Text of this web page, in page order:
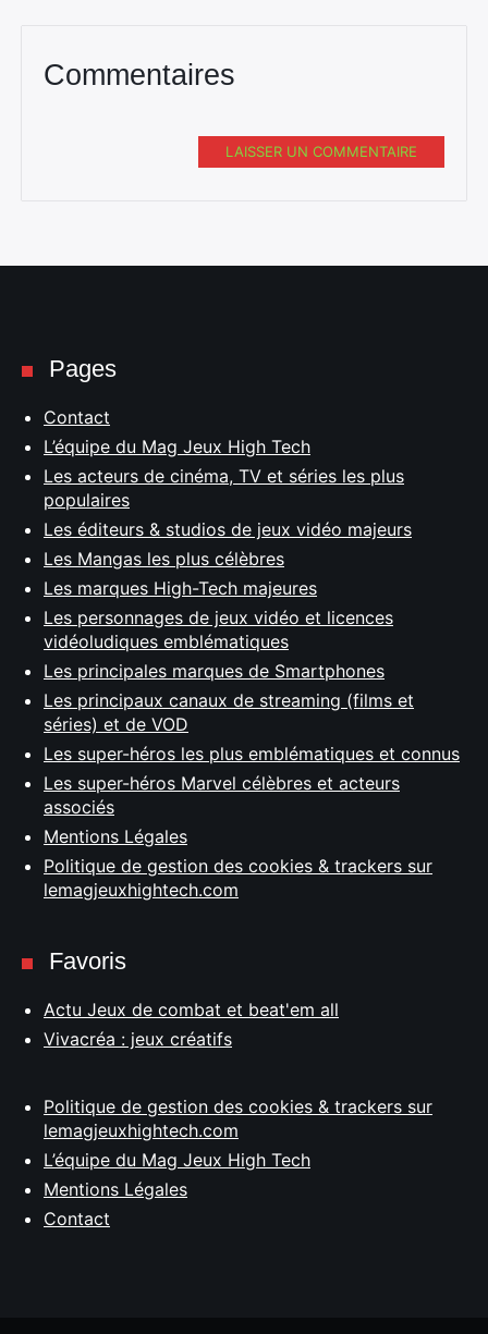
Commentaires
LAISSER UN COMMENTAIRE
Pages
Contact
L’équipe du Mag Jeux High Tech
Les acteurs de cinéma, TV et séries les plus
populaires
Les éditeurs & studios de jeux vidéo majeurs
Les Mangas les plus célèbres
Les marques High-Tech majeures
Les personnages de jeux vidéo et licences
vidéoludiques emblématiques
Les principales marques de Smartphones
Les principaux canaux de streaming (films et
séries) et de VOD
Les super-héros les plus emblématiques et connus
Les super-héros Marvel célèbres et acteurs
associés
Mentions Légales
Politique de gestion des cookies & trackers sur
lemagjeuxhightech.com
Favoris
Actu Jeux de combat et beat'em all
Vivacréa : jeux créatifs
Politique de gestion des cookies & trackers sur
lemagjeuxhightech.com
L’équipe du Mag Jeux High Tech
Mentions Légales
Contact